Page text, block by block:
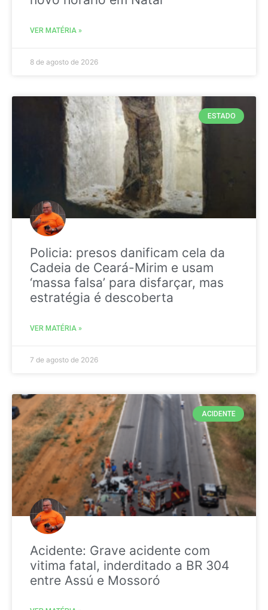
VER MATÉRIA »
8 de agosto de 2026
ESTADO
Policia: presos danificam cela da
Cadeia de Ceará-Mirim e usam
‘massa falsa’ para disfarçar, mas
estratégia é descoberta
VER MATÉRIA »
7 de agosto de 2026
ACIDENTE
Acidente: Grave acidente com
vitima fatal, inderditado a BR 304
entre Assú e Mossoró